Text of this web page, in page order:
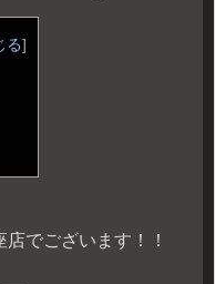
る]
でございます！！